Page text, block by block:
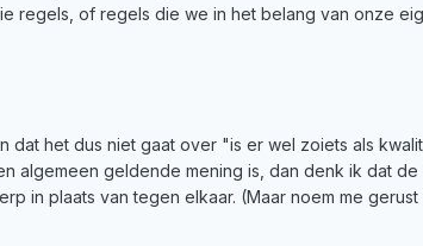
regels, of regels die we in het belang van onze
dat het dus niet gaat over "is er wel zoiets als
algemeen geldende mening is, dan denk ik dat
in plaats van tegen elkaar. (Maar noem me